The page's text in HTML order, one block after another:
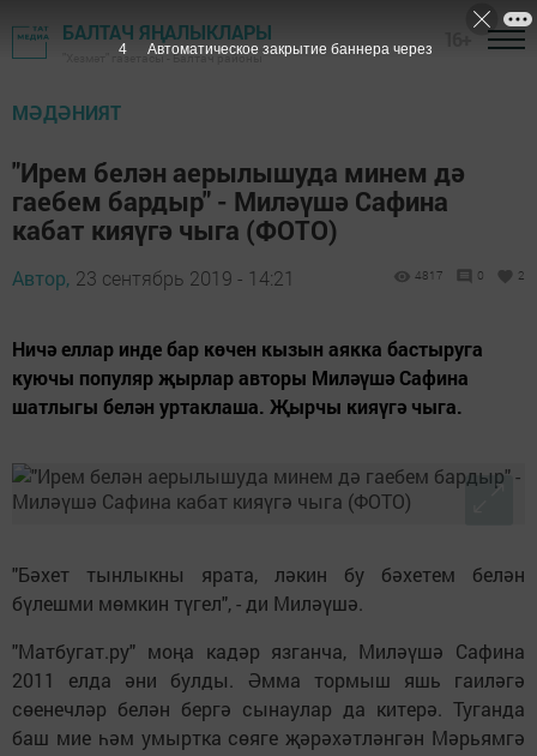
БАЛТАЧ ЯҢАЛЫКЛАРЫ
"Хезмәт" газетасы - Балтач районы
МӘДӘНИЯТ
"Ирем белән аерылышуда минем дә
гаебем бардыр" - Миләүшә Сафина
кабат кияүгә чыга (ФОТО)
Автор, 23 сентябрь 2019 - 14:21 4817 0 2
Ничә еллар инде бар көчен кызын аякка бастыруга
куючы популяр җырлар авторы Миләүшә Сафина
шатлыгы белән уртаклаша. Җырчы кияүгә чыга.
"Бәхет тынлыкны ярата, ләкин бу бәхетем белән
бүлешми мөмкин түгел", - ди Миләүшә.
"Матбугат.ру" моңа кадәр язганча, Миләүшә Сафина
2011 елда әни булды. Әмма тормыш яшь гаиләгә
сөенечләр белән бергә сынаулар да китерә. Туганда
баш мие һәм умыртка сөяге җәрәхәтләнгән Мәрьямгә
3 Автоматическое закрытие баннера через